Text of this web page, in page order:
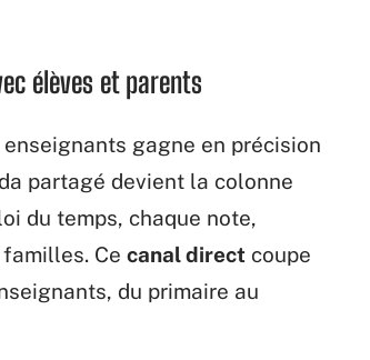
élèves et parents
gagne en précision
partagé devient la colonne
du temps, chaque note,
Ce canal direct coupe
du primaire au